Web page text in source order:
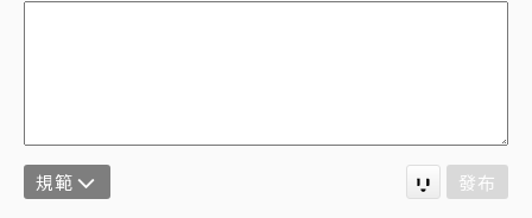
規範 發布